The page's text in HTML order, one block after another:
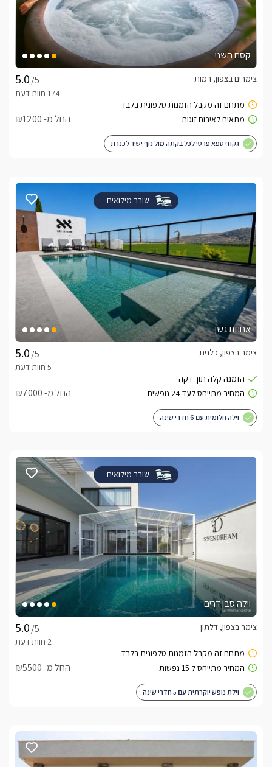
קסם השני
/5
צימרים בצפון, רמות
החל מ- ₪1200
גקוזי ספא פרטי לכל בקתה מול נוף ישיר לכנרת
שובר מילואים
אחוזת גשן
/5
צימר בצפון, כלנית
החל מ- ₪7000
וילה חלומית עם 6 חדרי שינה
שובר מילואים
וילה סבן דרים
/5
צימר בצפון, דלתון
החל מ- ₪5500
וילת נופש יוקרתית עם 5 חדרי שינה